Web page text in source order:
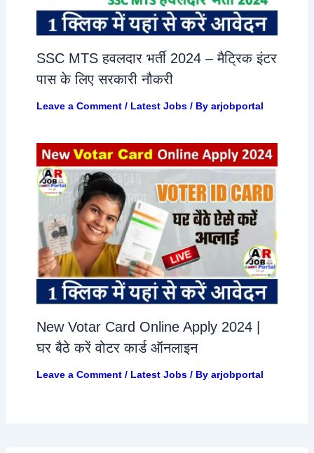
SSC MTS हवलदार भर्ती 2024 – मैट्रिक इंटर
पास के लिए सरकारी नौकरी
Leave a Comment / Latest Jobs/ By arjobportal
New Votar Card Online Apply 2024 |
घर बैठे करें वोटर कार्ड ऑनलाइन
Leave a Comment / Latest Jobs/ By arjobportal